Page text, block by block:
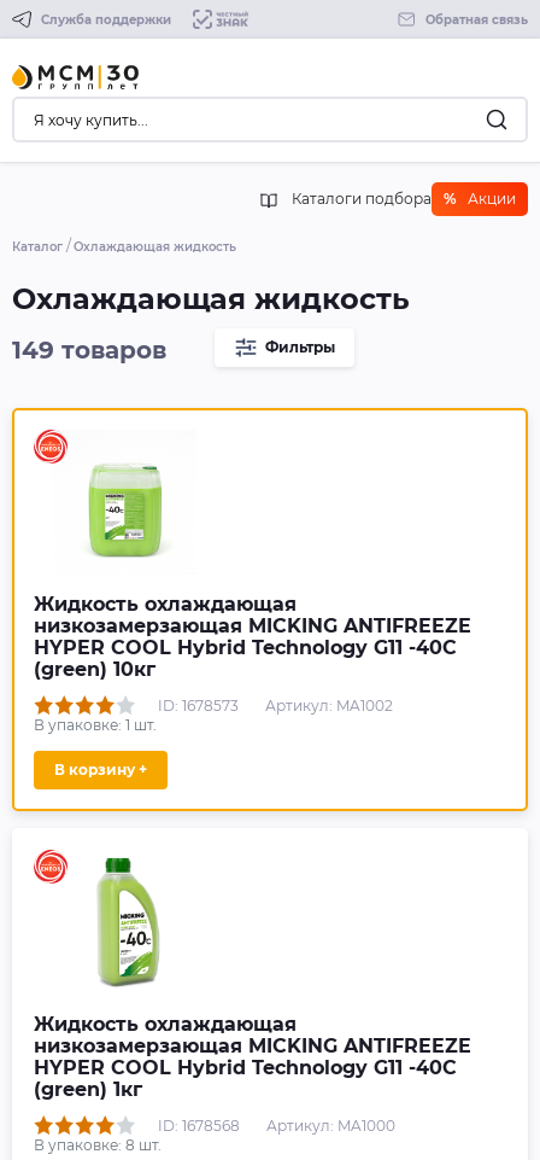
Служба поддержки Обратная связь
Каталоги подбора % Акции
Каталог Охлаждающая жидкость
Охлаждающая жидкость
149 товаров Фильтры
Жидкость охлаждающая
низкозамерзающая MICKING ANTIFREEZE
HYPER COOL Hybrid Technology G11 -40C
(green) 10кг
ID: 1678573
Артикул: MA1002
В упаковке: 1 шт.
В корзину +
Жидкость охлаждающая
низкозамерзающая MICKING ANTIFREEZE
HYPER COOL Hybrid Technology G11 -40C
(green) 1кг
ID: 1678568
Артикул: MA1000
В упаковке: 8 шт.